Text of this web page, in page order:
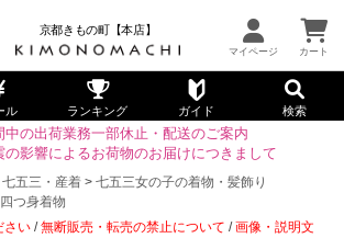
京都きもの町【本店】
ル ランキング ガイド 検索
中の出荷業務一部休止・配送のご案内
の影響によるお荷物のお届けにつきまして
五三・産着
七五三女の子の着物・髪飾り
四つ身着物
さい /無断販売・転売の禁止について /画像・説明文